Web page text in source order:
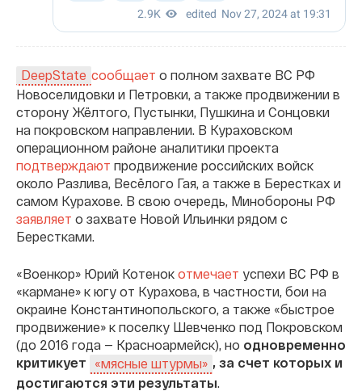
DeepState сообщает о полном захвате ВС РФ
Новоселидовки и Петровки, а также продвижении в
сторону Жёлтого, Пустынки, Пушкина и Сонцовки
на покровском направлении. В Кураховском
операционном районе аналитики проекта
подтверждают продвижение российских войск
около Разлива, Весёлого Гая, а также в Берестках и
самом Курахове. В свою очередь, Минобороны РФ
заявляет о захвате Новой Ильинки рядом с
Берестками.
«Военкор» Юрий Котенок отмечает успехи ВС РФ в
«кармане» к югу от Курахова, в частности, бои на
окраине Константинопольского, а также «быстрое
продвижение» к поселку Шевченко под Покровском
(до 2016 года — Красноармейск), но одновременно
критикует
«мясные штурмы» , за счет которых и
достигаются эти результаты.